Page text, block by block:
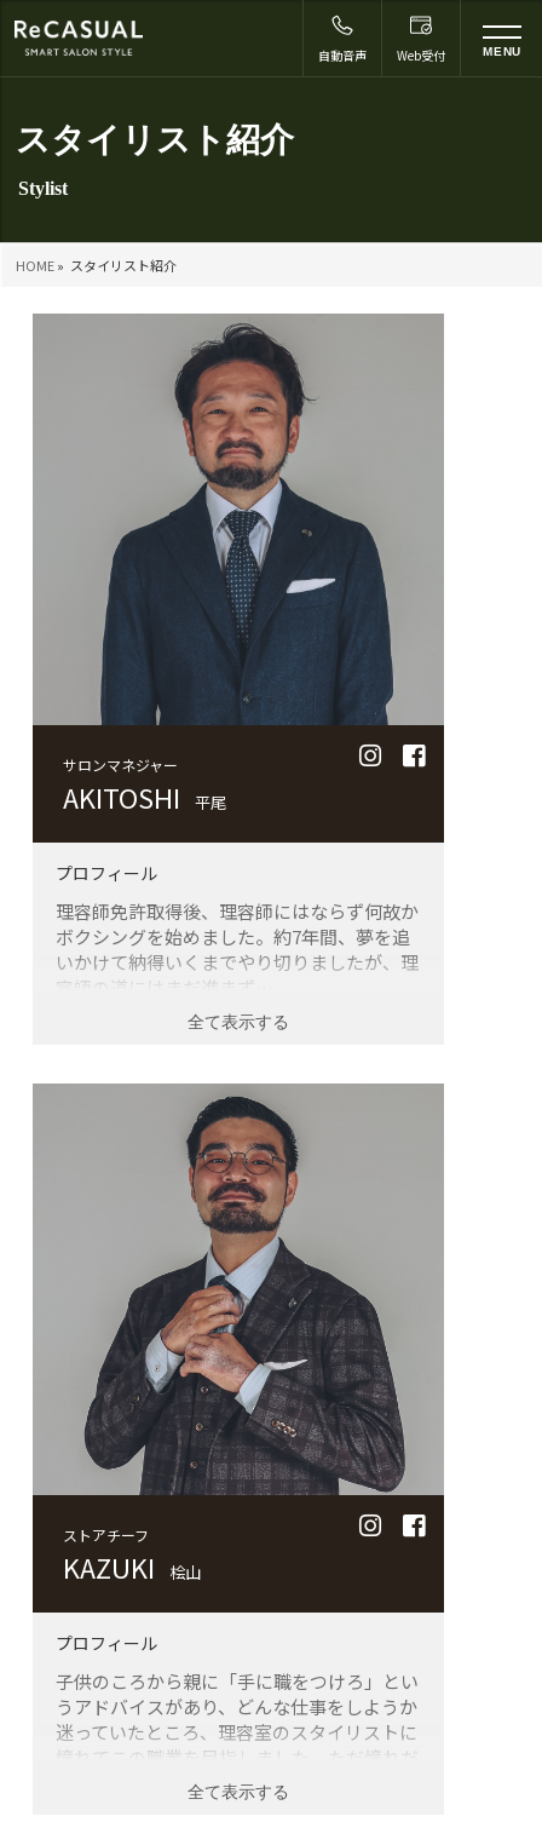
スタイリスト紹介
HOME» スタイリスト紹介
自動音声 Web受付 MENU
サロンマネジャー
AKITOSHI 平尾
プロフィール
理容師免許取得後、理容師にはならず何故か
ボクシングを始めました。約7年間、夢を追
いかけて納得いくまでやり切りましたが、理
容師の道にはまだ進まず…。
その後も色々な職種を経験するなかで、自分
に合っている仕事は何かを考えると理容師に
理容師に転職し、1 から学びました。
これまで接客業では、働いたことが無かった
ので、恥ずかしながら接客が上手ではありま
せん。気の利いたトー クもスマイルも出来
それでも、仕事は丁寧に真剣にする事を貫い
てきました。それは、同業の父親の仕事への
姿勢を尊敬しているからです。 父親は丁寧に
仕事をする事で、お客様の信頼を得ていまし
た。技術者として更に成長したいと思ってい
た時に、この会社に出会いました。 接客も
技術も勉強の毎日ですが、一人でも多くの方
に喜んで頂けるよう これからも丁寧な仕事で
カッコいい男性をプロデュースする事に全力
を尽くします!
お客様へ一言
どんなお悩みでもご相談して下さい!真剣に
向き合いアドバイスさせて頂きます。
ストアチーフ
KAZUKI 桧山
プロフィール
子供のころから親に「手に職をつけろ」とい
うアドバイスがあり、どんな仕事をしようか
迷っていたところ、理容室のスタイリストに
憧れてこの職業を目指しました。ただ憧れだ
けがあった時期は、「凄い技術でカットとセ
ットをする」事に思いを馳せていましたが、